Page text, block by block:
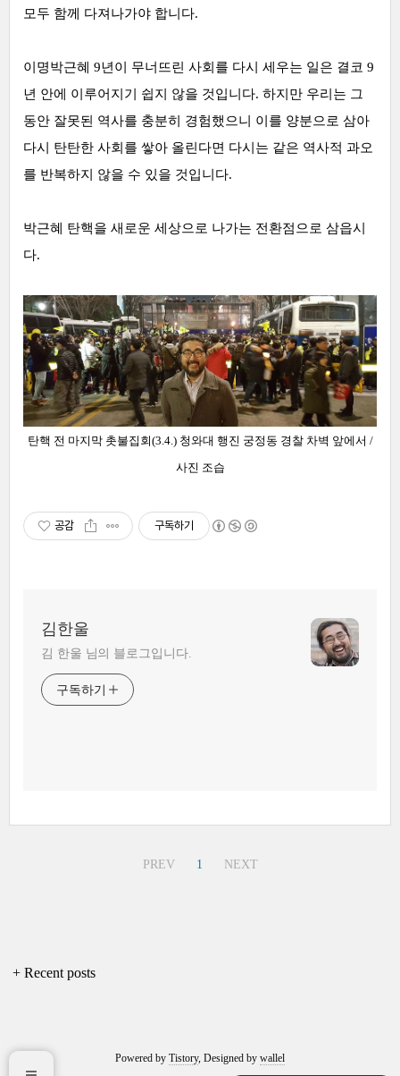
모두 함께 다져나가야 합니다.
이명박근혜 9년이 무너뜨린 사회를 다시 세우는 일은 결코 9
년 안에 이루어지기 쉽지 않을 것입니다. 하지만 우리는 그
동안 잘못된 역사를 충분히 경험했으니 이를 양분으로 삼아
다시 탄탄한 사회를 쌓아 올린다면 다시는 같은 역사적 과오
를 반복하지 않을 수 있을 것입니다.
박근혜 탄핵을 새로운 세상으로 나가는 전환점으로 삼읍시
다.
탄핵 전 마지막 촛불집회(3.4.) 청와대 행진 궁정동 경찰 차벽 앞에서 /
사진 조습
공감 구독하기
김한울
김 한울 님의 블로그입니다.
구독하기
PREV 1 NEXT
+ Recent posts
Powered by Tistory, Designed by wallel